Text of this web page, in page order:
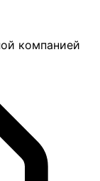
компанией